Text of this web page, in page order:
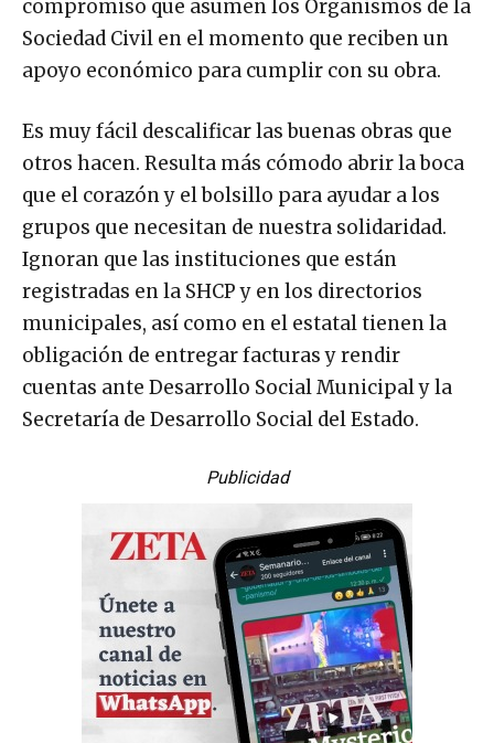
compromiso que asumen los Organismos de la
Sociedad Civil en el momento que reciben un
apoyo económico para cumplir con su obra.
Es muy fácil descalificar las buenas obras que
otros hacen. Resulta más cómodo abrir la boca
que el corazón y el bolsillo para ayudar a los
grupos que necesitan de nuestra solidaridad.
Ignoran que las instituciones que están
registradas en la SHCP y en los directorios
municipales, así como en el estatal tienen la
obligación de entregar facturas y rendir
cuentas ante Desarrollo Social Municipal y la
Secretaría de Desarrollo Social del Estado.
Publicidad